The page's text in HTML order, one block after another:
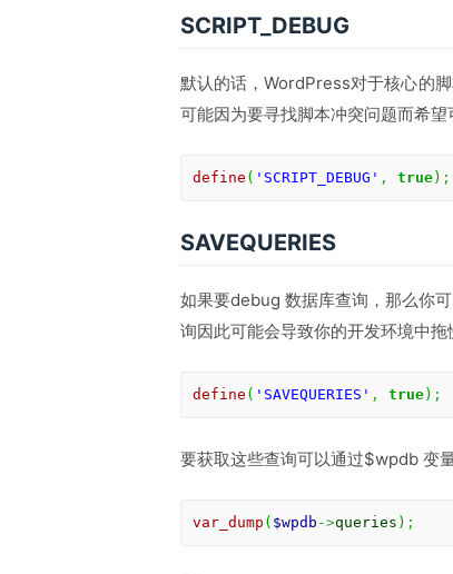
SCRIPT_DEBUG
默认的话，WordPress对于核心的
可能因为要寻找脚本冲突问题而希望
define ( 'SCRIPT_DEBUG' , true) ;
SAVEQUERIES
如果要debug 数据库查询，那么你
询因此可能会导致你的开发环境中
define ( 'SAVEQUERIES' , true) ;
要获取这些查询可以通过$wpdb 变
var_dump ( $wpdb ->queries ) ;